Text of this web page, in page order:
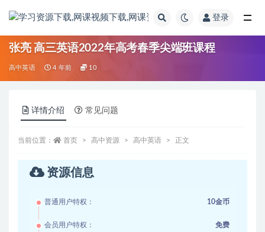
登录
张亮 高三英语2022年高考春季尖端班课程
高中英语 4 年前 10
详情介绍 常见问题
当前位置： 首页 高中资源 高中英语 正文
资源信息
普通用户特权： 10金币
会员用户特权： 免费